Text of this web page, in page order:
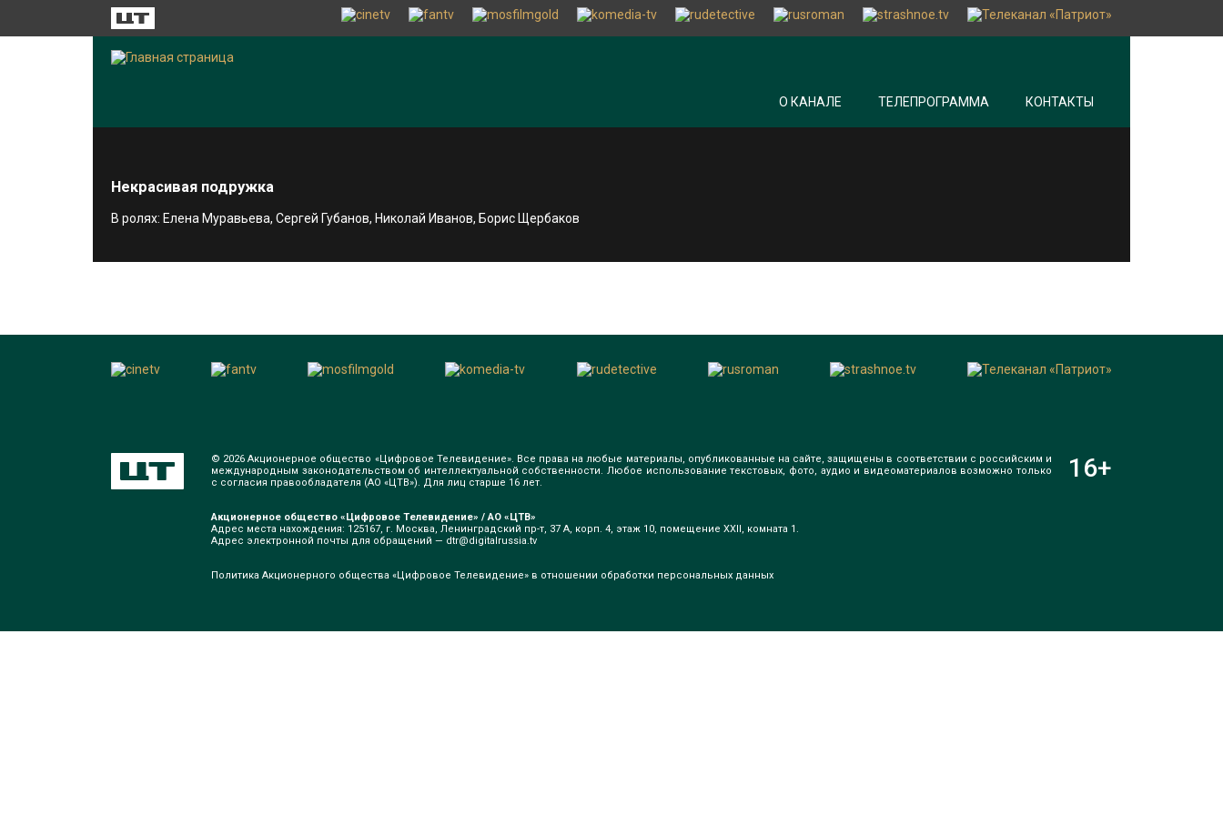
О КАНАЛЕ ТЕЛЕПРОГРАММА КОНТАКТЫ
Некрасивая подружка
В ролях: Елена Муравьева, Сергей Губанов, Николай Иванов, Борис Щербаков
© 2026 Акционерное общество «Цифровое Телевидение». Все права на любые материалы, опубликованные на сайте, защищены в соответствии с российским и
международным законодательством об интеллектуальной собственности. Любое использование текстовых, фото, аудио и видеоматериалов возможно только
с согласия правообладателя (АО «ЦТВ»). Для лиц старше 16 лет.
Акционерное общество «Цифровое Телевидение» / АО «ЦТВ»
Адрес места нахождения: 125167, г. Москва, Ленинградский пр-т, 37 А, корп. 4, этаж 10, помещение XXII, комната 1.
Адрес электронной почты для обращений — dtr@digitalrussia.tv
Политика Акционерного общества «Цифровое Телевидение» в отношении обработки персональных данных
16+